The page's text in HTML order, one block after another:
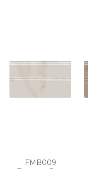
FMB009